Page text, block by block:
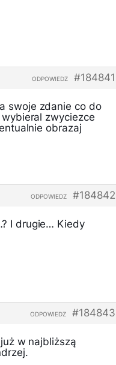
#184841
ODPOWIEDZ
swoje zdanie co do
zwyciezce
obrazaj
#184842
ODPOWIEDZ
I drugie… Kiedy
#184843
ODPOWIEDZ
w najbliższą